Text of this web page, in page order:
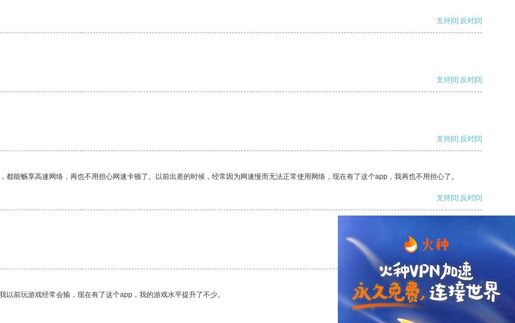
支持[0] 反对[0]
支持[0] 反对[0]
支持[0] 反对[0]
能畅享高速网络，再也不用担心网速卡顿了。以前出差的时候，经常因为网速慢而无法正常使用网络，现在有了这个app，我再也不用担心了。
支持[0] 反对[0]
前玩游戏经常会输，现在有了这个app，我的游戏水平提升了不少。
反对